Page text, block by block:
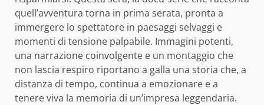
quell’avventura torna in prima serata, pronta a
immergere lo spettatore in paesaggi selvaggi e
momenti di tensione palpabile. Immagini potenti,
una narrazione coinvolgente e un montaggio che
non lascia respiro riportano a galla una storia che, a
distanza di tempo, continua a emozionare e a
tenere viva la memoria di un’impresa leggendaria.